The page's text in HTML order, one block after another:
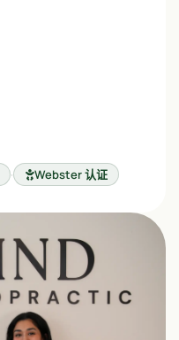
· Webster 认证